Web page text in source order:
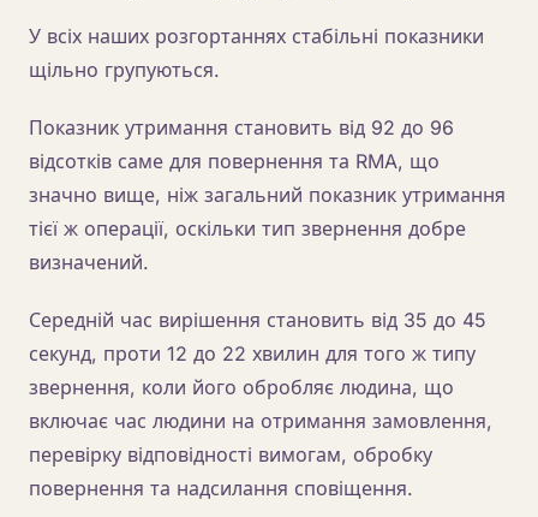
У всіх наших розгортаннях стабільні показники
щільно групуються.
Показник утримання становить від 92 до 96
відсотків саме для повернення та RMA, що
значно вище, ніж загальний показник утримання
тієї ж операції, оскільки тип звернення добре
визначений.
Середній час вирішення становить від 35 до 45
секунд, проти 12 до 22 хвилин для того ж типу
звернення, коли його обробляє людина, що
включає час людини на отримання замовлення,
перевірку відповідності вимогам, обробку
повернення та надсилання сповіщення.